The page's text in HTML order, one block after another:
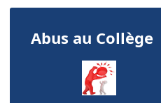
Abus au Collège